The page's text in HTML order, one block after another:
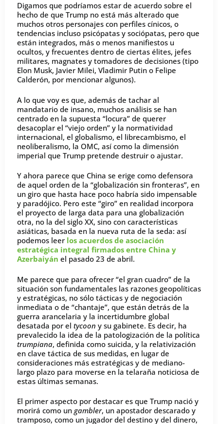
Digamos que podríamos estar de acuerdo sobre el
hecho de que Trump no está más alterado que
muchos otros personajes con perfiles cínicos, o
tendencias incluso psicópatas y sociópatas, pero que
están integrados, más o menos manifiestos u
ocultos, y frecuentes dentro de ciertas élites, jefes
militares, magnates y tomadores de decisiones (tipo
Elon Musk, Javier Milei, Vladimir Putin o Felipe
Calderón, por mencionar algunos).
A lo que voy es que, además de tachar al
mandatario de insano, muchos análisis se han
centrado en la supuesta “locura” de querer
desacoplar el “viejo orden” y la normatividad
internacional, el globalismo, el librecambismo, el
neoliberalismo, la OMC, así como la dimensión
imperial que Trump pretende destruir o ajustar.
Y ahora parece que China se erige como defensora
de aquel orden de la “globalización sin fronteras”, en
un giro que hasta hace poco habría sido impensable
y paradójico. Pero este “giro” en realidad incorpora
el proyecto de larga data para una globalización
otra, no la del siglo XX, sino con características
asiáticas, basada en la nueva ruta de la seda: así
podemos leer los acuerdos de asociación
estratégica integral firmados entre China y
Azerbaiyán el pasado 23 de abril.
Me parece que para ofrecer “el gran cuadro” de la
situación son fundamentales las razones geopolíticas
y estratégicas, no sólo tácticas y de negociación
inmediata o de “chantaje”, que están detrás de la
guerra arancelaria y la incertidumbre global
desatada por el tycoon y su gabinete. Es decir, ha
prevalecido la idea de la patologización de la política
trumpiana, definida como suicida, y la relativización
en clave táctica de sus medidas, en lugar de
consideraciones más estratégicas y de mediano-
largo plazo para moverse en la telaraña noticiosa de
estas últimas semanas.
El primer aspecto por destacar es que Trump nació y
morirá como un gambler, un apostador descarado y
tramposo, como un jugador del destino y del dinero,